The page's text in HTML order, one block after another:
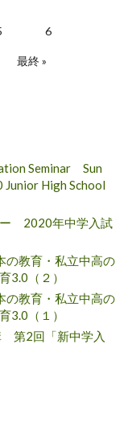
6
最終 »
Seminar Sun
High School
ー 2020年中学入試
の教育・私立中高の
3.0（２）
の教育・私立中高の
3.0（１）
第2回「新中学入